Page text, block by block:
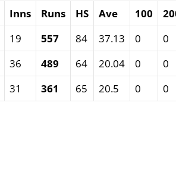
Inns Runs HS Ave 100
19 557 84 37.13 0
0
36 489 64 20.04 0
0
31 361 65 20.5 0 0